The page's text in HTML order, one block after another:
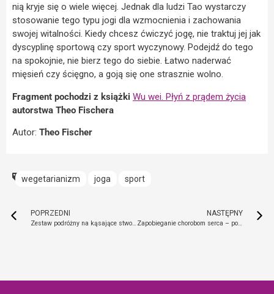
nią kryje się o wiele więcej. Jednak dla ludzi Tao wystarczy
stosowanie tego typu jogi dla wzmocnienia i zachowania
swojej witalności. Kiedy chcesz ćwiczyć jogę, nie traktuj jej jak
dyscyplinę sportową czy sport wyczynowy. Podejdź do tego
na spokojnie, nie bierz tego do siebie. Łatwo naderwać
mięsień czy ścięgno, a goją się one strasznie wolno.
Fragment pochodzi z książki Wu wei. Płyń z prądem życia
autorstwa Theo Fischera
Autor: Theo Fischer
wegetarianizm joga sport
POPRZEDNI
Zestaw podróżny na kąsające stworzenia: komary, kleszcze, muszki i pszczoły
NASTĘPNY
Zapobieganie chorobom serca – pomoże dieta wegetariańska?